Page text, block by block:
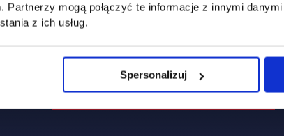
Partnerzy mogą połączyć te informacje z innymi
z ich usług.
Spersonalizuj